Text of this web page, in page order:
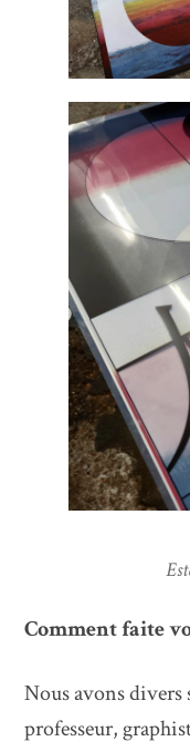
Comment faite
Nous avons divers
professeur,